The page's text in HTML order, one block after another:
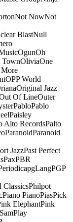
Not NowNot
BlastNull
OgunOh
TownOliviaOne
OPP World
Original Jazz
Of LineOuter
PabloPablo
Paisley
Alto RecordsPalto
ParanoidParanoid
JazzPast Perfect
PaxPBR
pgLangPGP
ClassicsPhilpot
Piano PianoPiasPick
ElephantPink
Play